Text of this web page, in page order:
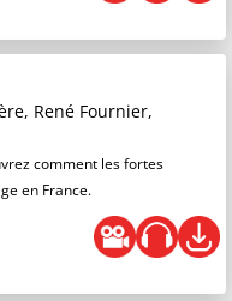
René Fournier,
comment les fortes
en France.